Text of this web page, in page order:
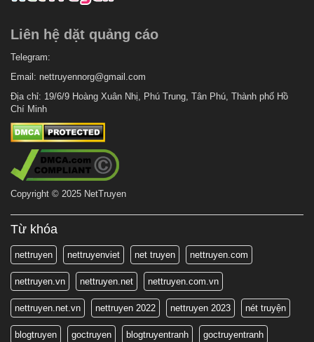
Liên hệ dặt quảng cáo
Telegram:
Email: nettruyennorg@gmail.com
Địa chỉ: 19/6/9 Hoàng Xuân Nhị, Phú Trung, Tân Phú, Thành phố Hồ
Chí Minh
Copyright © 2025 NetTruyen
Từ khóa
nettruyen nettruyenviet net truyen nettruyen.com
nettruyen.vn nettruyen.net nettruyen.com.vn
nettruyen.net.vn nettruyen 2022 nettruyen 2023 nét truyện
blogtruyen goctruyen blogtruyentranh goctruyentranh